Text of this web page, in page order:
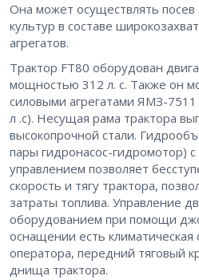
Она может осуществлять посев
культур в составе
агрегатов.
Трактор FT80 оборудован
мощностью 312 л. с. Также он
силовыми агрегатами ЯМЗ-
л .с). Несущая рама трактора
высокопрочной стали.
пары гидронасос-гидромотор)
управлением позволяет
скорость и тягу трактора,
затраты топлива. Управление
оборудованием при помощи
оснащении есть климатическая
оператора, передний тяговый
днища трактора.